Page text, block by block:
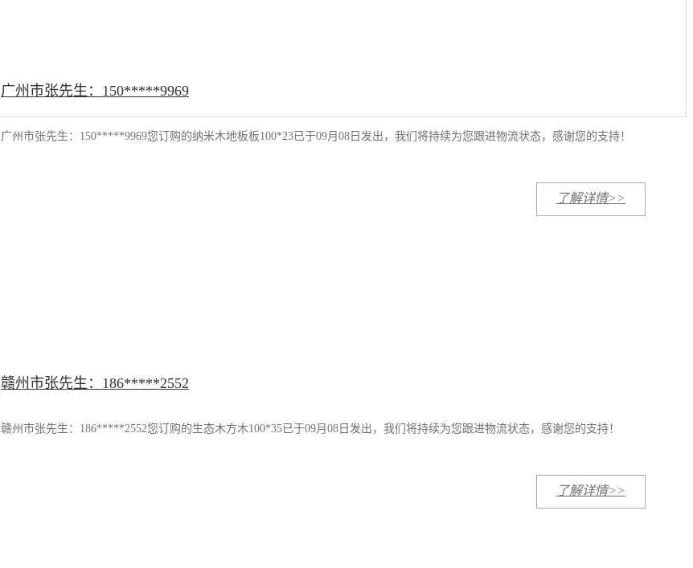
广州市张先生：150*****9969
广州市张先生：150*****9969您订购的纳米木地板板100*23已于09月08日发出，我们将持续为您跟进物流状态，感谢您的支持！
了解详情>>
赣州市张先生：186*****2552
赣州市张先生：186*****2552您订购的生态木方木100*35已于09月08日发出，我们将持续为您跟进物流状态，感谢您的支持！
了解详情>>